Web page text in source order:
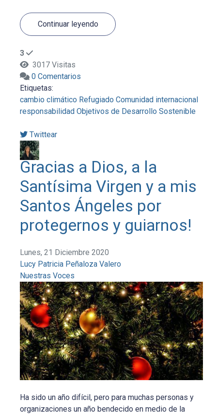
Continuar leyendo
3
3017 Visitas
0 Comentarios
Etiquetas:
cambio climático Refugiado Comunidad internacional
responsabilidad Objetivos de Desarrollo Sostenible
Twittear
Gracias a Dios, a la
Santísima Virgen y a mis
Santos Ángeles por
protegernos y guiarnos!
Lunes, 21 Diciembre 2020
Lucy Patricia Peñaloza Valero
Nuestras Voces
Ha sido un año difícil, pero para muchas personas y
organizaciones un año bendecido en medio de la